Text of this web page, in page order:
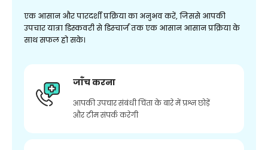
एक आसान और पारदर्शी प्रक्रिया का अनुभव करें, जिससे आपकी
उपचार यात्रा डिस्कवरी से डिस्चार्ज तक एक आसान आसान प्रक्रिया के
साथ सफल हो सके।
जाँच करना
आपकी उपचार संबंधी चिंता के बारे में प्रश्न छोड़ें
और टीम संपर्क करेगी